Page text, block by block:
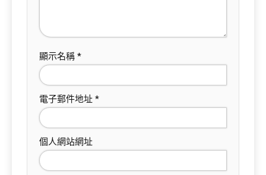
顯示名稱 *
電子郵件地址 *
個人網站網址